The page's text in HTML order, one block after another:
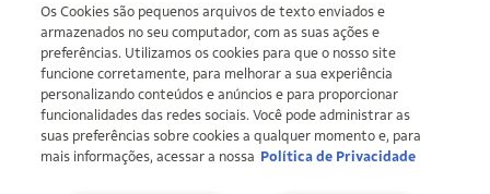
Copyright © Ipiranga Produtos de Petróleo SA 2026 | CNPJ:
Os Cookies são pequenos arquivos de texto enviados e
armazenados no seu computador, com as suas ações e
preferências. Utilizamos os cookies para que o nosso site
funcione corretamente, para melhorar a sua experiência
personalizando conteúdos e anúncios e para proporcionar
funcionalidades das redes sociais. Você pode administrar as
suas preferências sobre cookies a qualquer momento e, para
mais informações, acessar a nossa Política de Privacidade